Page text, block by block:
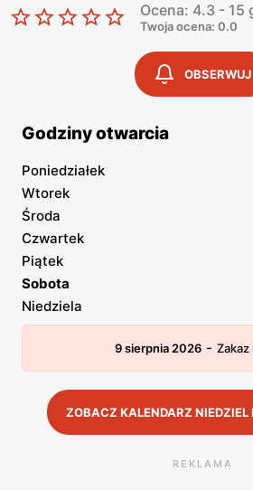
Ocena: 4.3 - 15
Twoja ocena: 0.0
OBSERWUJ
Godziny otwarcia
Poniedziałek
Wtorek
Środa
Czwartek
Piątek
Sobota
Niedziela
9 sierpnia 2026 - Zakaz
ZOBACZ KALENDARZ NIEDZIEL
REKLAMA